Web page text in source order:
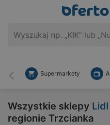
Wstecz
Supermarkety
Wszystkie sklepy Lidl
regionie Trzcianka